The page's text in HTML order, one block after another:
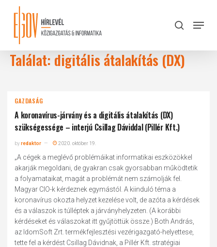
content
search
Menu
Találat: digitális átalakítás (DX)
GAZDASÁG
A koronavírus-járvány és a digitális átalakítás (DX)
szükségessége – interjú Csillag Dáviddal (Pillér Kft.)
byredaktor 2020. október 19.
„A cégek a meglévő problémáikat informatikai eszközökkel
akarják megoldani, de gyakran csak gyorsabban működtetik
a folyamataikat, magát a problémát nem számolják fel.
Magyar CIO-k kérdeznek egymástól. A kiinduló téma a
koronavírus okozta helyzet kezelése volt, de azóta a kérdések
és a válaszok is túlléptek a járványhelyzeten. (A korábbi
kérdéseket és válaszokat itt gyűjtöttük össze.) Both András,
az IdomSoft Zrt. termékfejlesztési vezérigazgató-helyettese,
tette fel a kérdést Csillag Dávidnak, a Pillér Kft. stratégiai
Close